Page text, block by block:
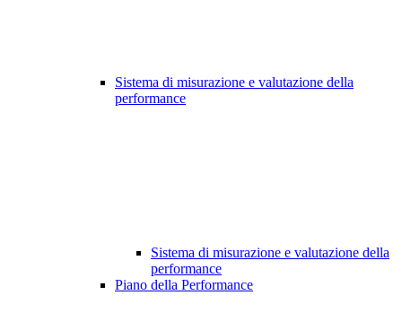
Sistema di misurazione e valutazione della
performance
Sistema di misurazione e valutazione della
performance
Piano della Performance